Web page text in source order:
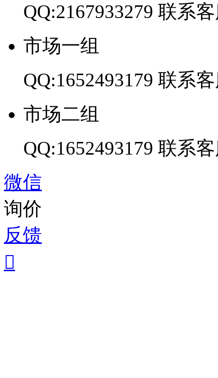
QQ:2167933279 联系
市场一组
QQ:1652493179 联系
市场二组
QQ:1652493179 联系
微信
询价
反馈
